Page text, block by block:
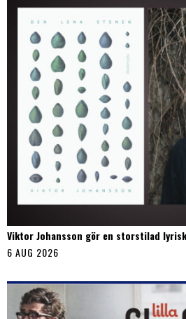
Viktor Johansson gör en storstilad
6 AUG 2026